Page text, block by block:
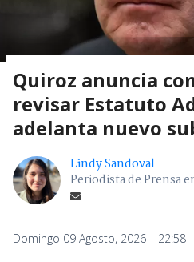
Quiroz anuncia
revisar Estatuto
adelanta nuevo
Lindy Sandoval
Periodista de Prensa
Domingo 09 Agosto, 2026 | 22:58